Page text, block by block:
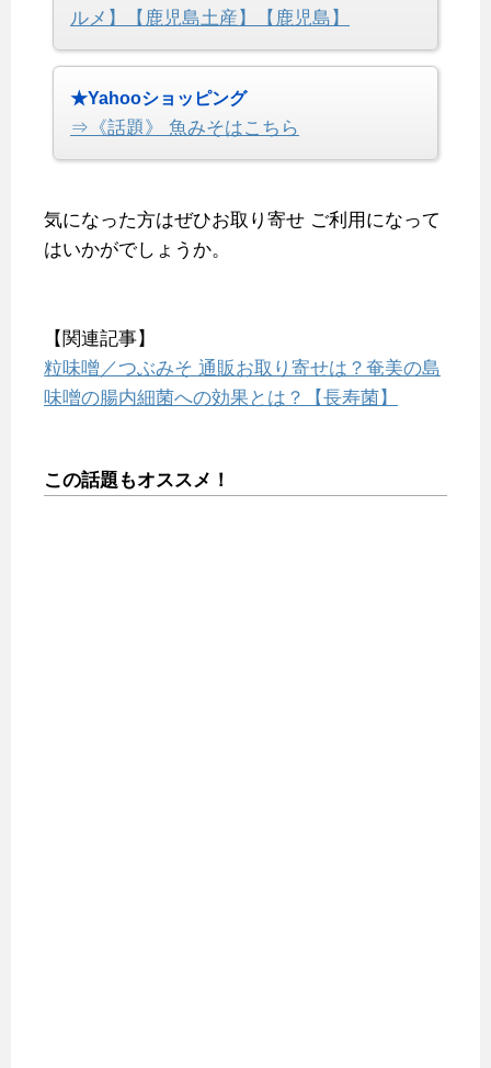
ルメ】【鹿児島土産】【鹿児島】
★Yahooショッピング
⇒《話題》 魚みそはこちら
気になった方はぜひお取り寄せ ご利用になって
はいかがでしょうか。
【関連記事】
粒味噌／つぶみそ 通販お取り寄せは？奄美の島
味噌の腸内細菌への効果とは？【長寿菌】
この話題もオススメ！